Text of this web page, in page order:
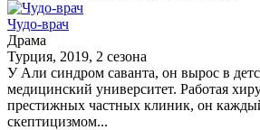
Чудо-врач
Драма
Турция, 2019, 2 сезона
У Али синдром саванта, он вырос в
медицинский университет. Работая
престижных частных клиник, он
скептицизмом...